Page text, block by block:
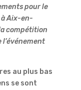
pour le
Aix-en-
compétition
l’événement
au plus bas
se sont